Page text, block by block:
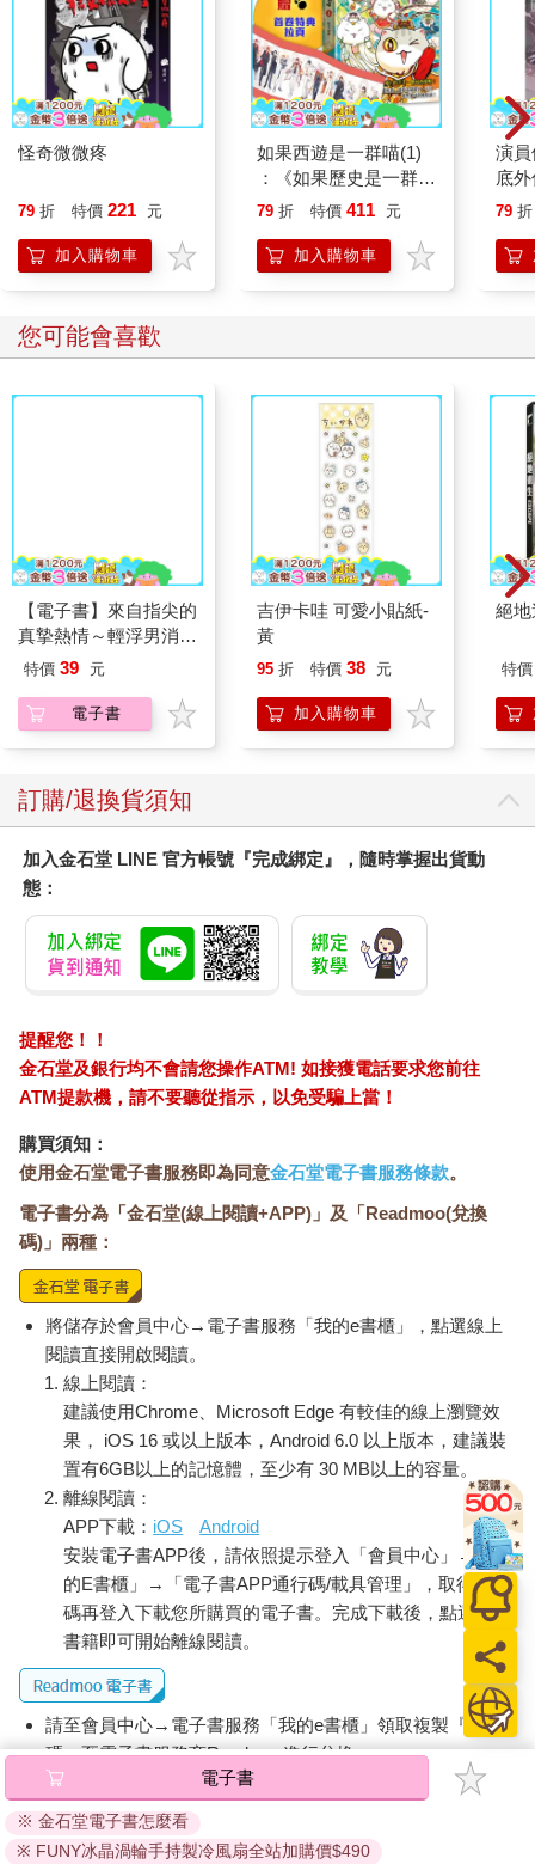
怪奇微微疼
79 折 特價 221 元
加入購物車
如果西遊是一群喵(1)
：《如果歷史是一群
喵》作者最新力作，附
79 折 特價 411 元
加入購物車
演
底
79 折
您可能會喜歡
【電子書】來自指尖的
真摯熱情～輕浮男消防
員帶著熱烈眼神擁抱我
特價 39 元
電子書
吉伊卡哇 可愛小貼紙-
黃
95 折 特價 38 元
加入購物車
絕
特價
訂購/退換貨須知
加入金石堂 LINE 官方帳號『完成綁定』，隨時掌握出貨動
態：
提醒您！！
金石堂及銀行均不會請您操作ATM! 如接獲電話要求您前往
ATM提款機，請不要聽從指示，以免受騙上當！
購買須知：
使用金石堂電子書服務即為同意金石堂電子書服務條款。
電子書分為「金石堂(線上閱讀+APP)」及「Readmoo(兌換
碼)」兩種：
將儲存於會員中心→電子書服務「我的e書櫃」，點選線上
閱讀直接開啟閱讀。
線上閱讀：
建議使用Chrome、Microsoft Edge 有較佳的線上瀏覽效
果， iOS 16 或以上版本，Android 6.0 以上版本，建議裝
置有6GB以上的記憶體，至少有 30 MB以上的容量。
離線閱讀：
APP下載： iOS
Android
安裝電子書APP後，請依照提示登入「會員中心」→「我
的E書櫃」→「電子書APP通行碼/載具管理」，取得通行
碼再登入下載您所購買的電子書。完成下載後，點選任一
書籍即可開始離線閱讀。
請至會員中心→電子書服務「我的e書櫃」領取複製『兌換
碼』至電子書服務商Readmoo進行兌換。
退換貨須知：
因版權保護，您在金石堂所購買的電子書僅能以金石堂專屬
的閱讀軟體開啟閱讀，無法以其他閱讀器或直接下載檔案。
電子書
※ 金石堂電子書怎麼看
※ FUNY冰晶渦輪手持製冷風扇全站加購價$490